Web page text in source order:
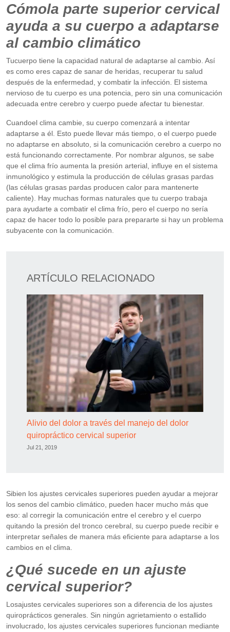
Cómola parte superior cervical
ayuda a su cuerpo a adaptarse
al cambio climático
Tucuerpo tiene la capacidad natural de adaptarse al cambio. Así
es como eres capaz de sanar de heridas, recuperar tu salud
después de la enfermedad, y combatir la infección. El sistema
nervioso de tu cuerpo es una potencia, pero sin una comunicación
adecuada entre cerebro y cuerpo puede afectar tu bienestar.
Cuandoel clima cambie, su cuerpo comenzará a intentar
adaptarse a él. Esto puede llevar más tiempo, o el cuerpo puede
no adaptarse en absoluto, si la comunicación cerebro a cuerpo no
está funcionando correctamente. Por nombrar algunos, se sabe
que el clima frío aumenta la presión arterial, influye en el sistema
inmunológico y estimula la producción de células grasas pardas
(las células grasas pardas producen calor para mantenerte
caliente). Hay muchas formas naturales que tu cuerpo trabaja
para ayudarte a combatir el clima frío, pero el cuerpo no sería
capaz de hacer todo lo posible para prepararte si hay un problema
subyacente con la comunicación.
ARTÍCULO RELACIONADO
Alivio del dolor a través del manejo del dolor
quiropráctico cervical superior
Jul 21, 2019
Sibien los ajustes cervicales superiores pueden ayudar a mejorar
los senos del cambio climático, pueden hacer mucho más que
eso: al corregir la comunicación entre el cerebro y el cuerpo
quitando la presión del tronco cerebral, su cuerpo puede recibir e
interpretar señales de manera más eficiente para adaptarse a los
cambios en el clima.
¿Qué sucede en un ajuste
cervical superior?
Losajustes cervicales superiores son a diferencia de los ajustes
quiroprácticos generales. Sin ningún agrietamiento o estallido
involucrado, los ajustes cervicales superiores funcionan mediante